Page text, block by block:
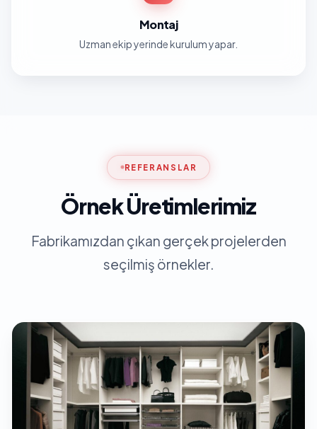
Montaj
Uzman ekip yerinde kurulum yapar.
REFERANSLAR
Örnek Üretimlerimiz
Fabrikamızdan çıkan gerçek projelerden
seçilmiş örnekler.